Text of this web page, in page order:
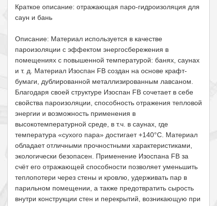
Краткое описание: отражающая паро-гидроизоляция для
саун и бань
Описание: Материал используется в качестве
пароизоляции с эффектом энергосбережения в
помещениях с повышенной температурой: банях, саунах
и т. д. Материал Изоспан FВ создан на основе крафт-
бумаги, дублированной металлизированным лавсаном.
Благодаря своей структуре Изоспан FB сочетает в себе
свойства пароизоляции, способность отражения тепловой
энергии и возможность применения в
высокотемпературной среде, в т.ч. в саунах, где
температура «сухого пара» достигает +140°С. Материал
обладает отличными прочностными характеристиками,
экологически безопасен. Применение Изоспана FB за
счёт его отражающей способности позволяет уменьшить
теплопотери через стены и кровлю, удерживать пар в
парильном помещении, а также предотвратить сырость
внутри конструкции стен и перекрытий, возникающую при